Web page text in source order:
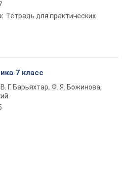
Тетрадь для практических
7 класс
В. Г. Барьяхтар, Ф. Я. Божинова,